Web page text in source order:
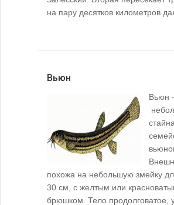
на пару десятков километров
Вьюн
Вьюн -
похожа на небольшую змейку
30 см, с желтым или
брюшком. Тело продолговатое,